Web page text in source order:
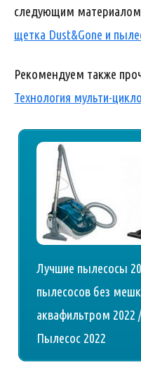
следующим
щетка Dust&Gone и
Рекомендуем также
Технология мульти-
Лучшие пылесосы
пылесосов без
аквафильтром 2022
Пылесос 2022